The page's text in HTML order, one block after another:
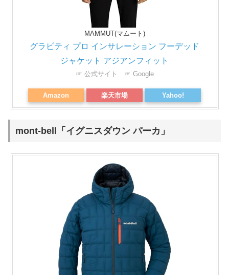
MAMMUT(マムート)
グラビティ プロ インサレーション フーデッド
ジャケット アジアンフィット
☞ 公式サイト ☞ Google
Amazon 楽天市場 Yahoo!
mont-bell「イグニスダウン パーカ」